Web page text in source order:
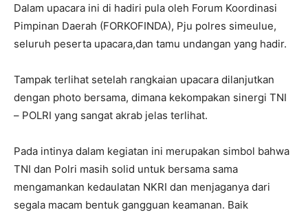
Dalam upacara ini di hadiri pula oleh Forum Koordinasi
Pimpinan Daerah (FORKOFINDA), Pju polres simeulue,
seluruh peserta upacara,dan tamu undangan yang hadir.
Tampak terlihat setelah rangkaian upacara dilanjutkan
dengan photo bersama, dimana kekompakan sinergi TNI
– POLRI yang sangat akrab jelas terlihat.
Pada intinya dalam kegiatan ini merupakan simbol bahwa
TNI dan Polri masih solid untuk bersama sama
mengamankan kedaulatan NKRI dan menjaganya dari
segala macam bentuk gangguan keamanan. Baik